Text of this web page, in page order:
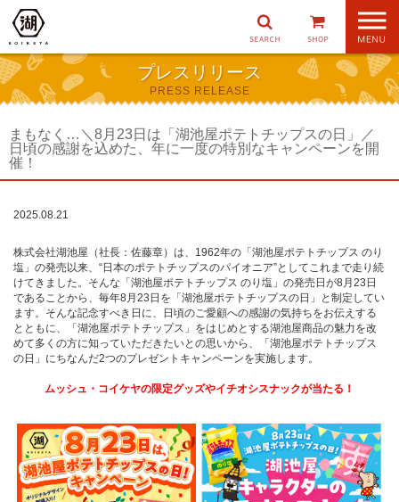
ナ
ゲ
ー
シ
ョ
プレスリリース
PRESS RELEASE
まもなく…＼8月23日は「湖池屋ポテトチップスの日」／
日頃の感謝を込めた、年に一度の特別なキャンペーンを開
催！
2025.08.21
株式会社湖池屋（社長：佐藤章）は、1962年の「湖池屋ポテトチップス のり
塩」の発売以来、“日本のポテトチップスのパイオニア”としてこれまで走り続
けてきました。そんな「湖池屋ポテトチップス のり塩」の発売日が8月23日
であることから、毎年8月23日を「湖池屋ポテトチップスの日」と制定してい
ます。そんな記念すべき日に、日頃のご愛顧への感謝の気持ちをお伝えする
とともに、「湖池屋ポテトチップス」をはじめとする湖池屋商品の魅力を改
めて多くの方に知っていただきたいとの思いから、「湖池屋ポテトチップス
の日」にちなんだ2つのプレゼントキャンペーンを実施します。
ムッシュ・コイケヤの限定グッズやイチオシスナックが当たる！